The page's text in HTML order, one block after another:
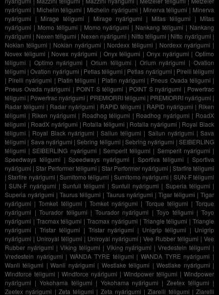
nyárigumi | Michelin téligumi | Michelin nyárigumi | Minerva téligumi | Minerva
nyárigumi | Mirage téligumi | Mirage nyárigumi | Mitas téligumi | Mitas
nyárigumi | Momo téligumi | Momo nyárigumi | Nankang téligumi | Nankang
nyárigumi | Nexen téligumi | Nexen nyárigumi | Nitto téligumi | Nitto nyárigumi |
Nokian téligumi | Nokian nyárigumi | Nordexx téligumi | Nordexx nyárigumi |
Novex téligumi | Novex nyárigumi | Onyx téligumi | Onyx nyárigumi | Optimo
téligumi | Optimo nyárigumi |Orium téligumi | Orium nyárigumi |Ovation
téligumi |Ovation nyárigumi | Petlas téligumi | Petlas nyárigumi | Pirelli téligumi
| Pirelli nyárigumi | Platin téligumi | Platin nyárigumi | Pneus Ovada téligumi |
Pneus Ovada nyárigumi | POINT S téligumi | POINT S nyárigumi | Powertrac
téligumi | Powertrac nyárigumi | PREMIORRI téligumi | PREMIORRI nyárigumi |
Radar téligumi | Radar nyárigumi | RAPID téligumi | RAPID nyárigumi | Riken
téligumi | Riken nyárigumi | Roadhog téligumi | Roadhog nyárigumi | RoadX
téligumi | RoadX nyárigumi | Rotalla téligumi | Rotalla nyárigumi | Royal Black
téligumi | Royal Black nyárigumi |Sailun téligumi | Sailun nyárigumi |Sava
téligumi | Sava nyárigumi |Sebring téligumi |Sebring nyárigumi |SEIBERLING
téligumi |SEIBERLING nyárigumi |Semperit téligumi | Semperit nyárigumi |
Speedways téligumi |Speedways nyárigumi | Sportiva téligumi |Sportiva
nyárigumi |Star Performer téligumi | Star Performer nyárigumi | Starfire téligumi
|Starfire nyárigumi |Sumitomo téligumi | Sumitomo nyárigumi | SUN-F téligumi
|SUN-F nyárigumi | Sunfull téligumi | Sunfull nyárigumi | Superia téligumi |
Superia nyárigumi |Taurus téligumi | Taurus nyárigumi | Tigar téligumi |Tigar
nyárigumi |Tomket téligumi | Tomket nyárigumi | Torque téligumi |Torque
nyárigumi |Tourador téligumi | Tourador nyárigumi |Toyo téligumi |Toyo
nyárigumi | Tracmax téligumi |Tracmax nyárigumi | Triangle téligumi |Triangle
nyárigumi | Tristar téligumi | Tristar nyárigumi | Unigrip téligumi | Unigrip
nyárigumi | Uniroyal téligumi | Uniroyal nyárigumi |Vee Rubber téligumi |Vee
Rubber nyárigumi | Viking téligumi | Viking nyárigumi |Vredestein téligumi |
Vredestein nyárigumi |WANDA TYRE téligumi | WANDA TYRE nyárigumi |
Wanli téligumi |Wanli nyárigumi | Westlake téligumi |Westlake nyárigumi |
Windforce téligumi | Windforce nyárigumi | Windpower téligumi | Windpower
nyárigumi | Yokohama téligumi | Yokohama nyárigumi |Zeetex téligumi |
Zeetex nyárigumi | Zeta téligumi | Zeta nyárigumi |Ziarelli téligumi | Ziarelli